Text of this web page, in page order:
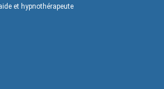
et hypnothérapeute